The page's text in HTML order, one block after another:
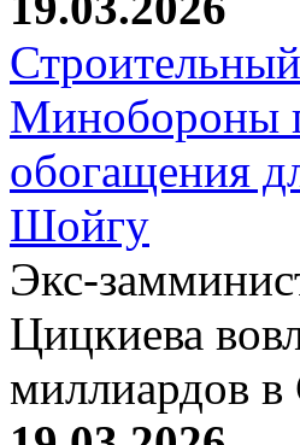
Минобороны
обогащения
Шойгу
Экс-
Цицкиева
миллиардов